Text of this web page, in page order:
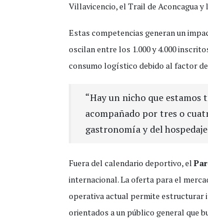
Villavicencio, el Trail de Aconcagua
Estas competencias generan un
oscilan entre los 1.000 y 4.000
consumo logístico debido al factor
“Hay un nicho que estamos
acompañado por tres o
gastronomía y del
Fuera del calendario deportivo, el
internacional. La oferta para el
operativa actual permite estructurar
orientados a un público general que